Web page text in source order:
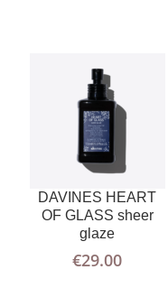
DAVINES HEART
OF GLASS sheer
glaze
€29.00